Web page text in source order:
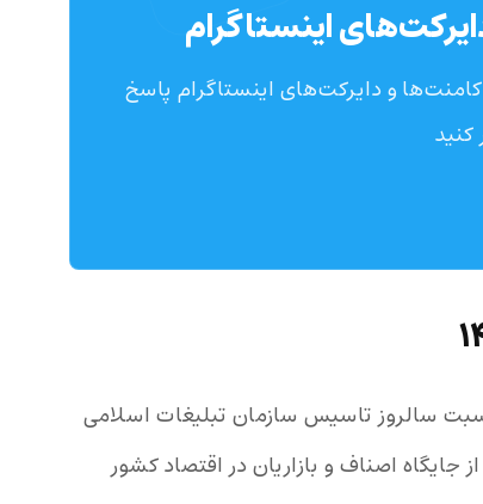
اینستاگرام
و دایرکت‌های اینستاگرام پاسخ
کنید